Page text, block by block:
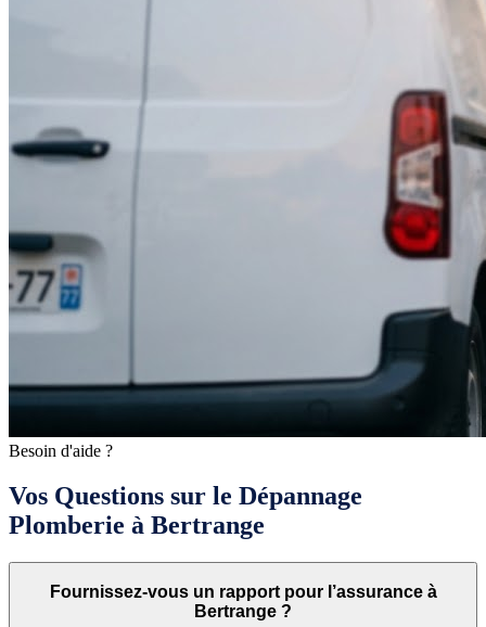
Besoin d'aide ?
Vos Questions sur le Dépannage
Plomberie à Bertrange
Fournissez-vous un rapport pour l’assurance à
Bertrange ?